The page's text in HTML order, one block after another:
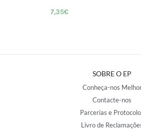
7,35€
SOBRE O EP
Conheça-nos
Contacte-nos
Parcerias e
Livro de